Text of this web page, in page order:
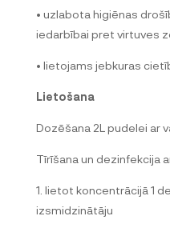
• uzlabota higiēnas
iedarbībai pret virtuves
• lietojams jebkuras
Lietošana
Dozēšana 2L pudelei ar
Tīrīšana un dezinfekcija
1. lietot koncentrācijā 1
izsmidzinātāju